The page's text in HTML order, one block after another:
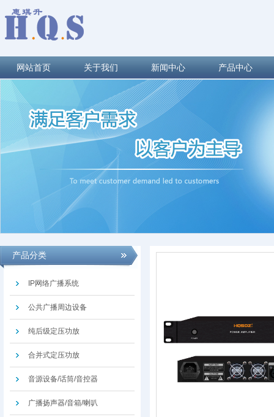
网站首页 关于我们 新闻中心 产品中心
产品分类
IP网络广播系统
公共广播周边设备
纯后级定压功放
合并式定压功放
音源设备/话筒/音控器
广播扬声器/音箱/喇叭